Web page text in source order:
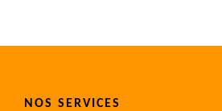
NOS SERVICES